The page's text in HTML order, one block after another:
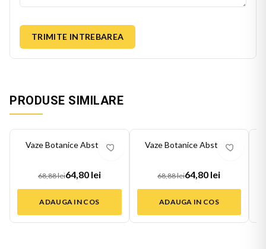
TRIMITE INTREBAREA
PRODUSE SIMILARE
%
Vaze Botanice Abstract
68,88 lei64,80 lei
ADAUGA IN COS
%
Vaze Botanice Abstract
68,88 lei64,80 lei
ADAUGA IN COS